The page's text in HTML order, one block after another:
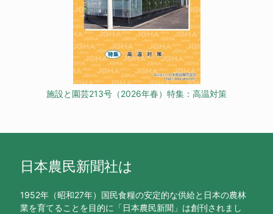
施設と園芸213号（2026年春）特集：高温対策
日本農民新聞社は
1952年（昭和27年）国民食糧の安定的な供給と日本の農林
業を育てることを目的に「日本農民新聞」は創刊されまし